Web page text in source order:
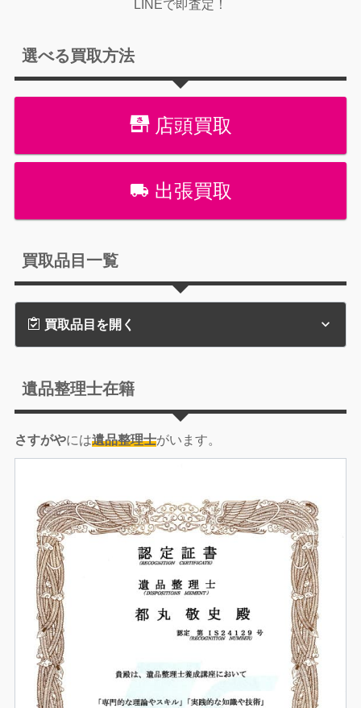
LINEで即査定！
選べる買取方法
店頭買取
出張買取
買取品目一覧
買取品目を開く
遺品整理士在籍
さすがやには遺品整理士がいます。